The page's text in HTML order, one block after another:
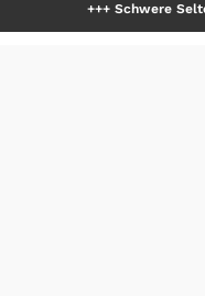
Schwere Seltene Erden: